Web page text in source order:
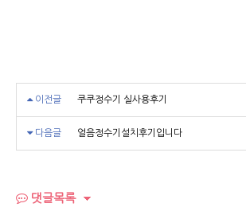
이전글 쿠쿠정수기 실사용후기
다음글 얼음정수기설치후기입니다
댓글목록